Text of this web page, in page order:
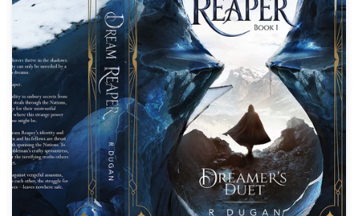
Descubra la inspiración
99designs Studio
99designs Pro
Obtenga
un
diseño